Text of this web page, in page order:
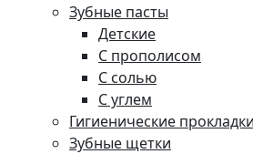
Зубные пасты
Детские
С прополисом
С солью
С углем
Гигиенические прокладки
Зубные щетки